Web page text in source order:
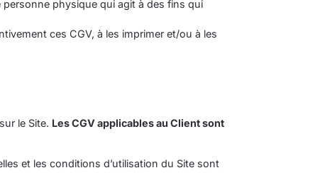
physique qui agit à des fins qui
ces CGV, à les imprimer et/ou à les
le Site. Les CGV applicables au Client sont
et les conditions d’utilisation du Site sont